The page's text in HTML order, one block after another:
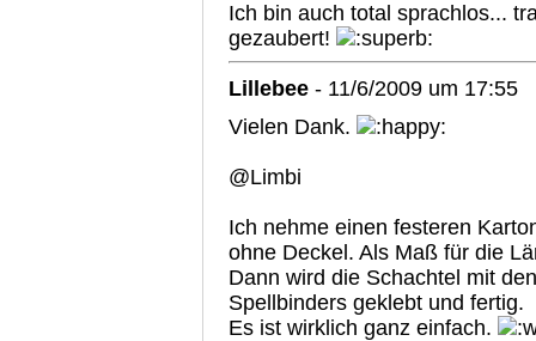
Ich bin auch total sprachlos...
gezaubert!
Lillebee - 11/6/2009 um 17:55
Vielen Dank.
@Limbi
Ich nehme einen festeren
ohne Deckel. Als Maß für die
Dann wird die Schachtel mit
Spellbinders geklebt und fertig.
Es ist wirklich ganz einfach.